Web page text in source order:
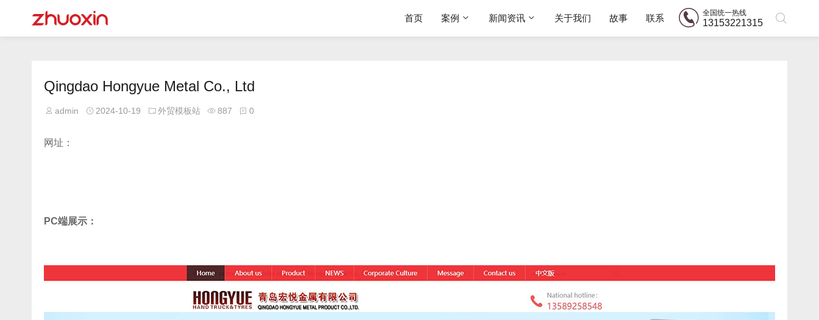
首页 案例 新闻资讯 关于我们 故事 联系
全国统一热线
13153221315
Qingdao Hongyue Metal Co., Ltd
admin 2024-10-19 外贸模板站 887 0
网址：
PC端展示：